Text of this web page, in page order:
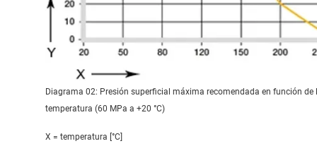
Diagrama 02: Presión superficial máxima recomendada en función de
temperatura (60 MPa a +20 °C)
X = temperatura [°C]